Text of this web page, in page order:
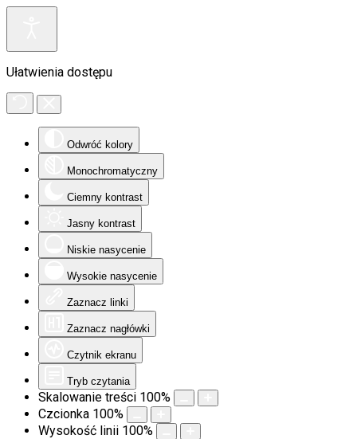
Ułatwienia dostępu
Odwróć kolory
Monochromatyczny
Ciemny kontrast
Jasny kontrast
Niskie nasycenie
Wysokie nasycenie
Zaznacz linki
Zaznacz nagłówki
Czytnik ekranu
Tryb czytania
Skalowanie treści 100%
Czcionka 100%
Wysokość linii 100%